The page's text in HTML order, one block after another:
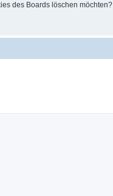
des Boards löschen möchten?